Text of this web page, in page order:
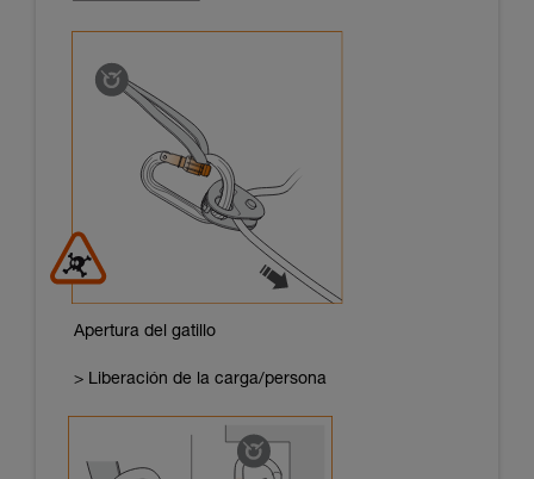
Apertura del gatillo
> Liberación de la carga/persona